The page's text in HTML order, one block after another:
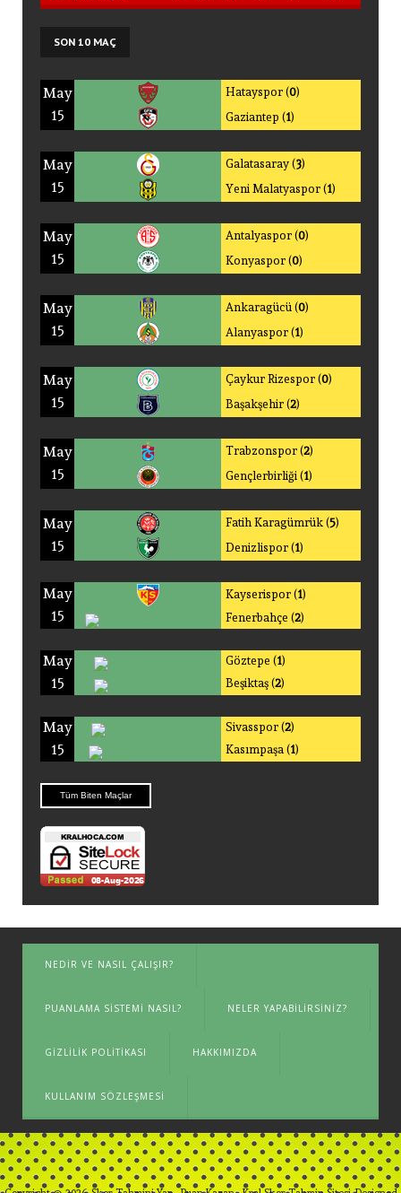
SON 10 MAÇ
May
15
Hatayspor (0)
Gaziantep (1)
May
15
Galatasaray (3)
Yeni Malatyaspor (1)
May
15
Antalyaspor (0)
Konyaspor (0)
May
15
Ankaragücü (0)
Alanyaspor (1)
May
15
Çaykur Rizespor (0)
Başakşehir (2)
May
15
Trabzonspor (2)
Gençlerbirliği (1)
May
15
Fatih Karagümrük (5)
Denizlispor (1)
May
15
Kayserispor (1)
Fenerbahçe (2)
May
15
Göztepe (1)
Beşiktaş (2)
May
15
Sivasspor (2)
Kasımpaşa (1)
Tüm Biten Maçlar
NEDIR VE NASIL ÇALIŞIR?
PUANLAMA SISTEMI NASIL? NELER YAPABILIRSINIZ?
GIZLILIK POLITIKASI HAKKIMIZDA
KULLANIM SÖZLEŞMESI